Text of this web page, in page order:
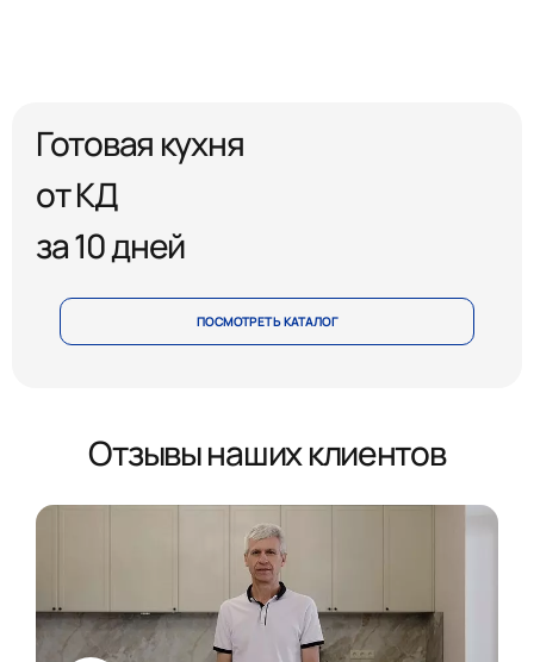
Готовая кухня
от КД
за 10 дней
ПОСМОТРЕТЬ КАТАЛОГ
Отзывы наших клиентов